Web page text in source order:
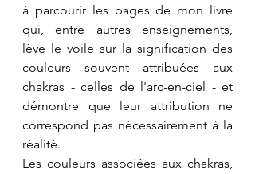
à parcourir les pages de mon livre
qui, entre autres enseignements,
lève le voile sur la signification des
couleurs souvent attribuées aux
chakras - celles de l'arc-en-ciel - et
démontre que leur attribution ne
correspond pas nécessairement à la
réalité.
Les couleurs associées aux chakras,